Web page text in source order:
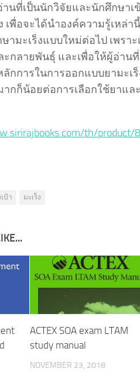
นที่เป็นนักวิจัยและนักศึกษาเ
เพื่อจะได้นำองค์ความรู้เหล่า
มะเร็งแบบใหม่ต่อไป เพราะ
กลายพันธุ์ และเพื่อให้ผู้อ่าน
กการในการออกแบบยามะเร็
กก็น้อยต่อการเลือกใช้ยาแล
th/product/
ป้า มะเร็ง
ACTEX SOA exam LTAM
study manual
NOVEMBER 23, 2018